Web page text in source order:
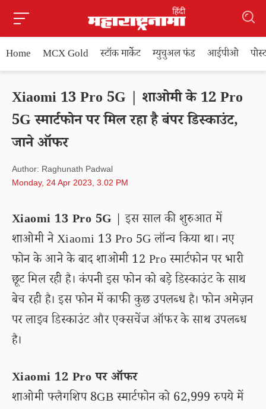
Home MCX Gold स्टॉक मार्केट म्युचुअल फंड आईपीओ
Xiaomi 13 Pro 5G | शाओमी के 12 Pro
5G स्मार्टफोन पर मिल रहा है बंपर डिस्काउंट,
जाने ऑफर
Author: Raghunath Padwal
Monday, 24 Apr 2023, 3.02 PM
Xiaomi 13 Pro 5G | इस साल की शुरुआत में
शाओमी ने Xiaomi 13 Pro 5G लॉन्च किया था। नए
फोन के आने के बाद शाओमी 12 Pro स्मार्टफोन पर भारी
छूट मिल रही है। कंपनी इस फोन को बड़े डिस्काउंट के साथ
बेच रही है। इस फोन में काफी कुछ उपलब्ध है। फोन अमेज़न
पर लाइव डिस्काउंट और एक्सचेंज ऑफर के साथ उपलब्ध
है।
Xiaomi 12 Pro पर ऑफर
शाओमी फ्लैगशिप 8GB स्मार्टफोन को 62,999 रुपये में